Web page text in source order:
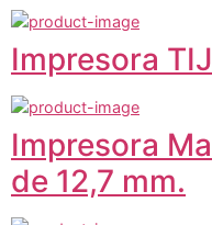
Impresora
Impresora
de 12,7 mm.